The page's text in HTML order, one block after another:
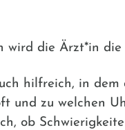
wird die Ärzt*in die
hilfreich, in dem
und zu welchen
ob